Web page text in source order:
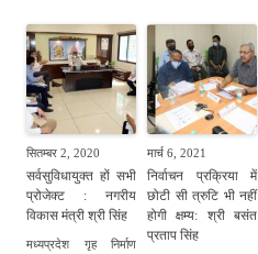
सितम्बर 2, 2020
सर्वसुविधायुक्त हों सभी
प्रोजेक्ट : नगरीय
विकास मंत्री श्री सिंह
मध्यप्रदेश गृह निर्माण
मार्च 6, 2021
निर्वाचन प्रक्रिया में
छोटी सी त्रुटि भी नहीं
होगी क्षम्य: श्री बसंत
प्रताप सिंह